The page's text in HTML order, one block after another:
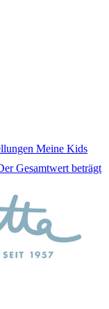
Meine Kids
Gesamtwert beträgt